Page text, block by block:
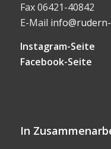
Fax 06421-40842
E-Mail
Instagram-Seite
Facebook-Seite
In